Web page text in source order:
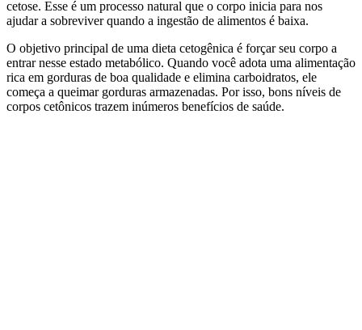
cetose. Esse é um processo natural que o corpo inicia para nos
ajudar a sobreviver quando a ingestão de alimentos é baixa.
O objetivo principal de uma dieta cetogênica é forçar seu corpo a
entrar nesse estado metabólico. Quando você adota uma alimentação
rica em gorduras de boa qualidade e elimina carboidratos, ele
começa a queimar gorduras armazenadas. Por isso, bons níveis de
corpos cetônicos trazem inúmeros benefícios de saúde.